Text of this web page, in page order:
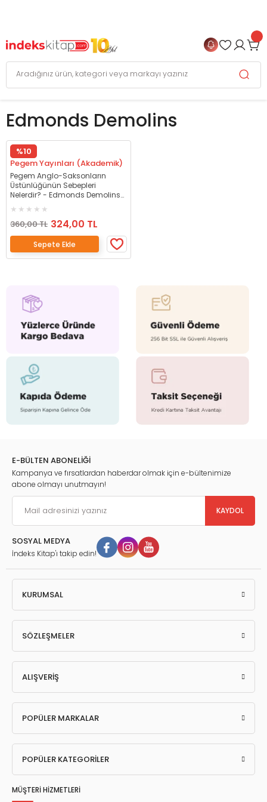
Edmonds Demolins
%10
Pegem Yayınları (Akademik)
Pegem Anglo-Saksonların
Üstünlüğünün Sebepleri
Nelerdir? - Edmonds Demolins
360,00 TL 324,00 TL
Sepete Ekle
E-BÜLTEN ABONELİĞİ
Kampanya ve fırsatlardan haberdar olmak için e-bültenimize
abone olmayı unutmayın!
KAYDOL
SOSYAL MEDYA
İndeks Kitap'ı takip edin!
KURUMSAL
SÖZLEŞMELER
ALIŞVERİŞ
POPÜLER MARKALAR
POPÜLER KATEGORİLER
MÜŞTERİ HİZMETLERİ